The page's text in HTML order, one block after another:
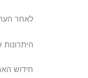
לאחר
חידוש